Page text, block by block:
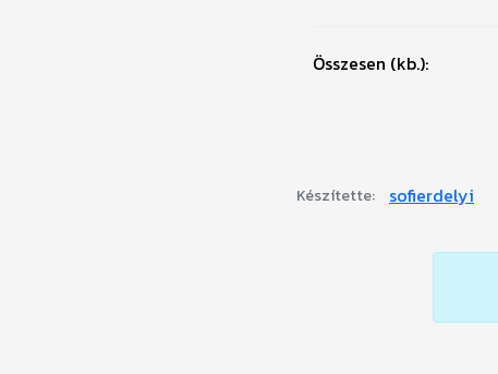
Összesen (kb.):
Készítette: sofierdelyi